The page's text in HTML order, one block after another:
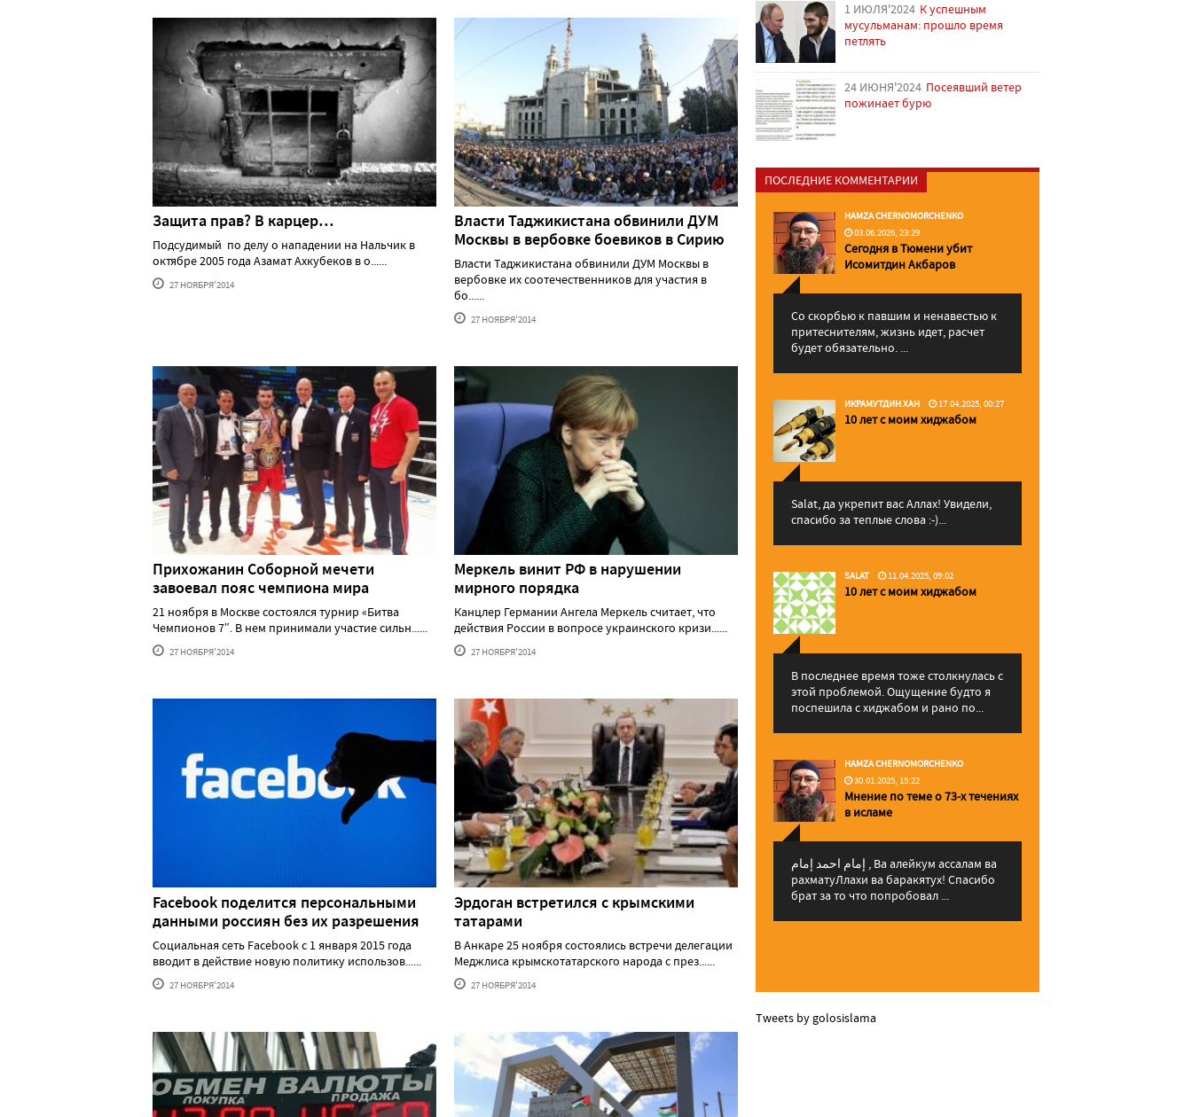
Защита прав? В карцер…
Подсудимый по делу о нападении на Нальчик в
октябре 2005 года Азамат Ахкубеков в о......
27 НОЯБРЯ'2014
Власти Таджикистана обвинили ДУМ
Москвы в вербовке боевиков в Сирию
Власти Таджикистана обвинили ДУМ Москвы в
вербовке их соотечественников для участия в
бо......
27 НОЯБРЯ'2014
Прихожанин Соборной мечети
завоевал пояс чемпиона мира
21 ноября в Москве состоялся турнир «Битва
Чемпионов 7″. В нем принимали участие сильн......
27 НОЯБРЯ'2014
Меркель винит РФ в нарушении
мирного порядка
Канцлер Германии Ангела Меркель считает, что
действия России в вопросе украинского кризи......
27 НОЯБРЯ'2014
Facebook поделится персональными
данными россиян без их разрешения
Социальная сеть Facebook с 1 января 2015 года
вводит в действие новую политику использов......
27 НОЯБРЯ'2014
Эрдоган встретился с крымскими
татарами
В Анкаре 25 ноября состоялись встречи делегации
Меджлиса крымскотатарского народа с през......
27 НОЯБРЯ'2014
1 ИЮЛЯ'2024 К успешным
мусульманам: прошло время
петлять
24 ИЮНЯ'2024 Посеявший ветер
пожинает бурю
ПОСЛЕДНИЕ КОММЕНТАРИИ
HAMZA CHERNOMORCHENKO
03.06.2026, 23:29
Сегодня в Тюмени убит
Исомитдин Акбаров
Со скорбью к павшим и ненавестью к
притеснителям, жизнь идет, расчет
будет обязательно. ...
ИКРАМУТДИН ХАН 17.04.2025, 00:27
10 лет с моим хиджабом
Salat, да укрепит вас Аллаx! Увидели,
спасибо за теплые слова :-)...
SALAT 11.04.2025, 09:02
10 лет с моим хиджабом
В последнее время тоже столкнулась с
этой проблемой. Ощущение будто я
поспешила с хиджабом и рано по...
HAMZA CHERNOMORCHENKO
30.01.2025, 15:22
Мнение по теме о 73-х течениях
в исламе
إمام احمد إمام , Ва алейкум ассалам ва
рахматуЛлахи ва баракятух! Спасибо
брат за то что попробовал ...
Tweets by golosislama